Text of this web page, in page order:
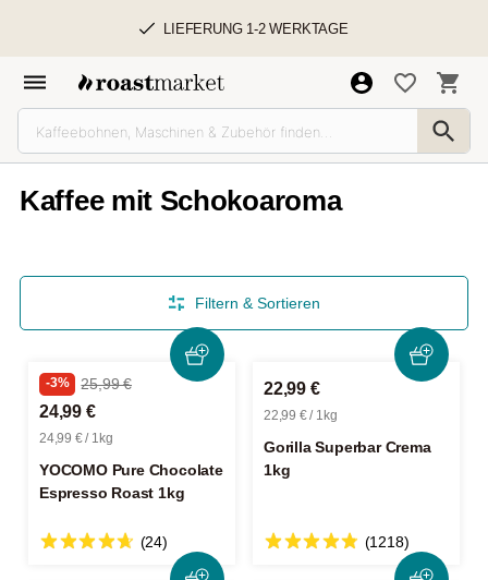
LIEFERUNG 1-2 WERKTAGE
Kaffee mit Schokoaroma
Filtern & Sortieren
-3% 25,99 €
24,99 €
24,99 € / 1kg
YOCOMO Pure Chocolate
Espresso Roast 1kg
(24)
22,99 €
22,99 € / 1kg
Gorilla Superbar Crema
1kg
(1218)